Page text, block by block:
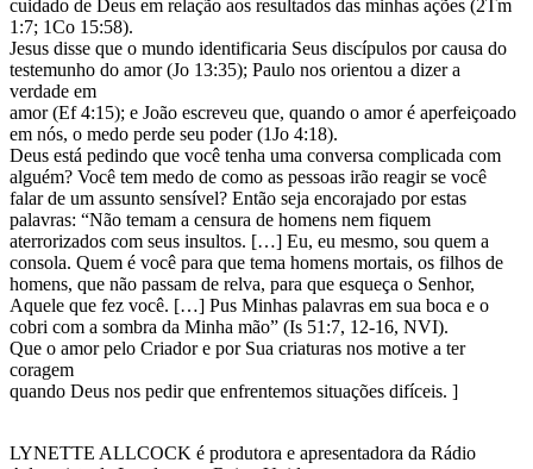
cuidado de Deus em relação aos resultados das minhas ações (2Tm
1:7; 1Co 15:58).
Jesus disse que o mundo identificaria Seus discípulos por causa do
testemunho do amor (Jo 13:35); Paulo nos orientou a dizer a
verdade em
amor (Ef 4:15); e João escreveu que, quando o amor é aperfeiçoado
em nós, o medo perde seu poder (1Jo 4:18).
Deus está pedindo que você tenha uma conversa complicada com
alguém? Você tem medo de como as pessoas irão reagir se você
falar de um assunto sensível? Então seja encorajado por estas
palavras: “Não temam a censura de homens nem fiquem
aterrorizados com seus insultos. […] Eu, eu mesmo, sou quem a
consola. Quem é você para que tema homens mortais, os filhos de
homens, que não passam de relva, para que esqueça o Senhor,
Aquele que fez você. […] Pus Minhas palavras em sua boca e o
cobri com a sombra da Minha mão” (Is 51:7, 12-16, NVI).
Que o amor pelo Criador e por Sua criaturas nos motive a ter
coragem
quando Deus nos pedir que enfrentemos situações difíceis. ]
LYNETTE ALLCOCK é produtora e apresentadora da Rádio